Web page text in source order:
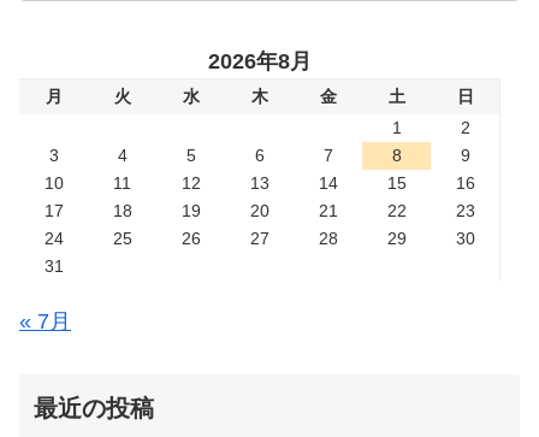
2026年8月
月 火 水 木 金 土
日
1
2
3
4 5 6 7 8
9
10
11 12 13 14 15
16
17
18 19 20 21 22
23
24
25 26 27 28 29
30
31
« 7月
最近の投稿